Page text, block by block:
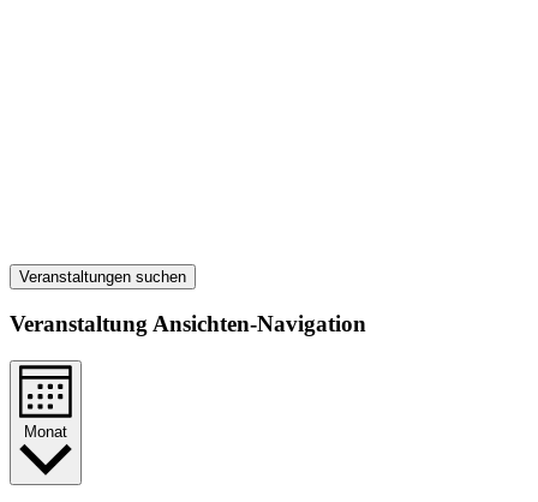
Veranstaltungen suchen
Veranstaltung Ansichten-Navigation
Monat